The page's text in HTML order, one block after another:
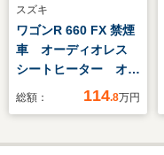
スズキ
ワゴンR 660 FX 禁煙
車 オーディオレス
シートヒーター オー
トライト 衝突被害軽
総額： 114.8万円